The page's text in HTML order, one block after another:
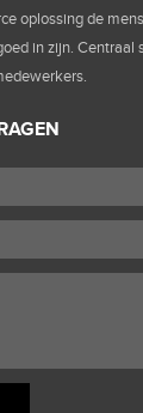
oplossing de
in zijn. Centraal